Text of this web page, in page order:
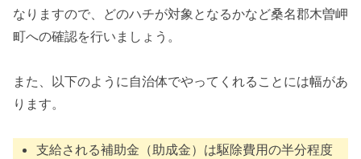
なりますので、どのハチが対象となるかなど桑名郡木曽岬
町への確認を行いましょう。
また、以下のように自治体でやってくれることには幅があ
ります。
支給される補助金（助成金）は駆除費用の半分程度